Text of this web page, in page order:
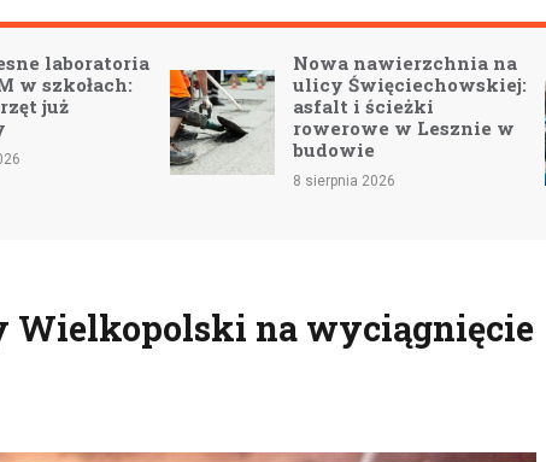
Nowa nawierzchnia na
ulicy Święciechowskiej:
asfalt i ścieżki
rowerowe w Lesznie w
budowie
8 sierpnia 2026
Wielkopolski na wyciągnięcie